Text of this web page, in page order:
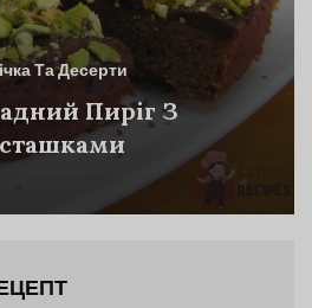
Та Десерти
Пиріг З